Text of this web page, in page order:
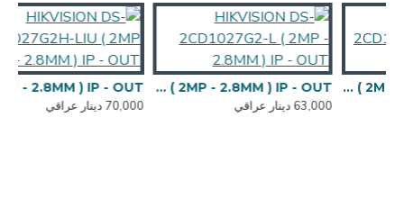
HIKVISION DS-2CD1023G2-LIU ( 2MP - 2.8mm ) IP - OUT
HIKVISION DS-2CD1027G2-L ( 2MP - 2.8MM ) IP - OUT